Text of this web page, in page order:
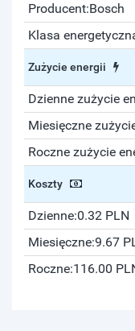
Producent:Bosch
Klasa
Zużycie energii
Dzienne zużycie
Miesięczne
Roczne zużycie
Koszty
Dzienne:0.32 PLN
Miesięczne:9.67
Roczne:116.00